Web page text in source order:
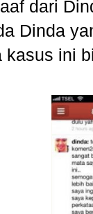
dari
Dinda
ini